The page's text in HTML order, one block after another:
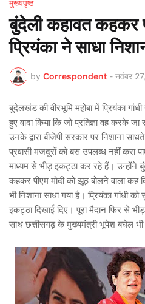
मुख्यपृष्ठ
बुंदेली कहावत कहकर
प्रियंका ने साधा
by Correspondent - नवंबर
बुंदेलखंड की वीरभूमि महोबा में प्रियंका
हुए वादा किया कि जो प्रतिज्ञा वह करके
उनके द्वारा बीजेपी सरकार पर निशाना
प्रवासी मजदूरों को बस उपलब्ध नहीं करा
माध्यम से भीड़ इकट्ठा कर रहे हैं। उन्होंने
कहकर पीएम मोदी को झूठ बोलने वाला कह
भी निशाना साधा गया है। प्रियंका गांधी
इकट्ठा दिखाई दिए। पूरा मैदान फिर से
साथ छत्तीसगढ़ के मुख्यमंत्री भूपेश बघेल भी